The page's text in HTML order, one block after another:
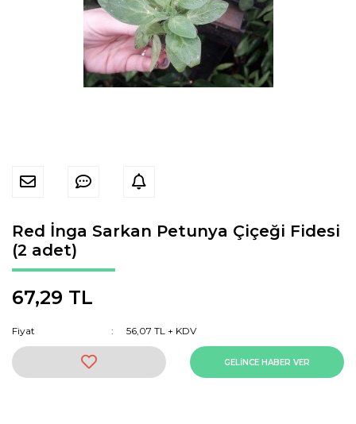
Red İnga Sarkan Petunya Çiçeği Fidesi
(2 adet)
67,29 TL
Fiyat 56,07 TL + KDV
GELİNCE HABER VER